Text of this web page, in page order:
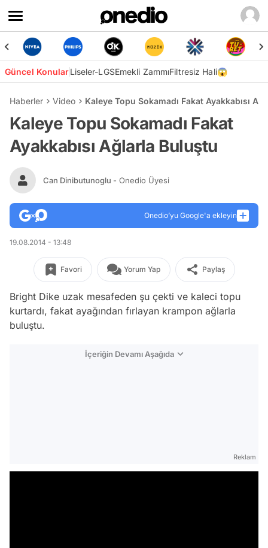
Güncel KonularLiseler-LGSEmekli ZammıFiltresiz Hali😱
Haberler Video Kaleye Topu Sokamadı Fakat Ayakkabısı
Kaleye Topu Sokamadı Fakat
Ayakkabısı Ağlarla Buluştu
Can Dinibutunoglu - Onedio Üyesi
Onedio’yu Google'a ekleyin
19.08.2014 - 13:48
Favori Yorum Yap Paylaş
Bright Dike uzak mesafeden şu çekti ve kaleci topu
kurtardı, fakat ayağından fırlayan krampon ağlarla
buluştu.
İçeriğin Devamı Aşağıda
Reklam